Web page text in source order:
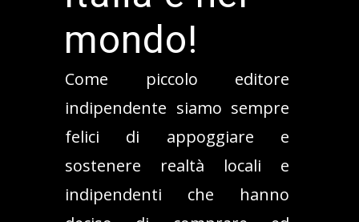
mondo!
Come piccolo editore
indipendente siamo sempre
felici di appoggiare e
sostenere realtà locali e
indipendenti che hanno